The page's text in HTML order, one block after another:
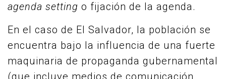
agenda setting o fijación de la agenda.
En el caso de El Salvador, la población se
encuentra bajo la influencia de una fuerte
maquinaria de propaganda gubernamental
(que incluye medios de comunicación